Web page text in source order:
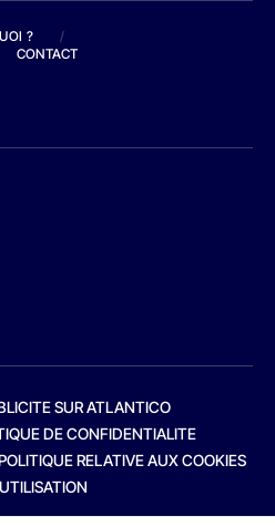
?
/
CONTACT
SUR ATLANTICO
DE CONFIDENTIALITE
RELATIVE AUX COOKIES